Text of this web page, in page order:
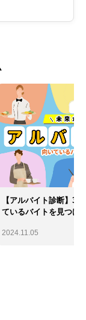
【アルバイト診断】
ているバイトを見つけ
2024.11.05